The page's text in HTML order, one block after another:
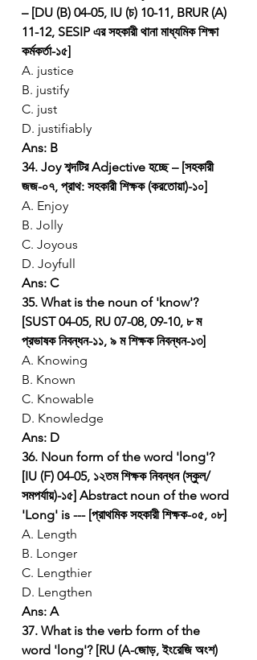
– [DU (B) 04-05, IU (চ) 10-11, BRUR (A)
11-12, SESIP এর সহকারী থানা মাধ্যমিক শিক্ষা
কর্মকর্তা-১৫]
A. justice
B. justify
C. just
D. justifiably
Ans: B
34. Joy শব্দটির Adjective হচ্ছে – [সহকারী
জজ-০৭, প্রাথ: সহকারী শিক্ষক (করতোয়া)-১০]
A. Enjoy
B. Jolly
C. Joyous
D. Joyfull
Ans: C
35. What is the noun of 'know'?
[SUST 04-05, RU 07-08, 09-10, ৮ ম
প্রভাষক নিবন্ধন-১১, ৯ ম শিক্ষক নিবন্ধন-১৩]
A. Knowing
B. Known
C. Knowable
D. Knowledge
Ans: D
36. Noun form of the word 'long'?
[IU (F) 04-05, ১২তম শিক্ষক নিবন্ধন (স্কুল/
সমপর্যায়)-১৫] Abstract noun of the word
'Long' is --- [প্রাথমিক সহকারী শিক্ষক-০৫, ০৮]
A. Length
B. Longer
C. Lengthier
D. Lengthen
Ans: A
37. What is the verb form of the
word 'long'? [RU (A-জোড়, ইংরেজি অংশ)